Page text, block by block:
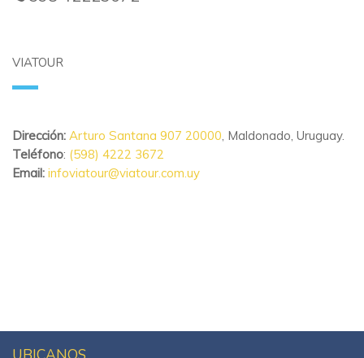
VIATOUR
Dirección: Arturo Santana 907 20000, Maldonado, Uruguay.
Teléfono: (598) 4222 3672
Email: infoviatour@viatour.com.uy